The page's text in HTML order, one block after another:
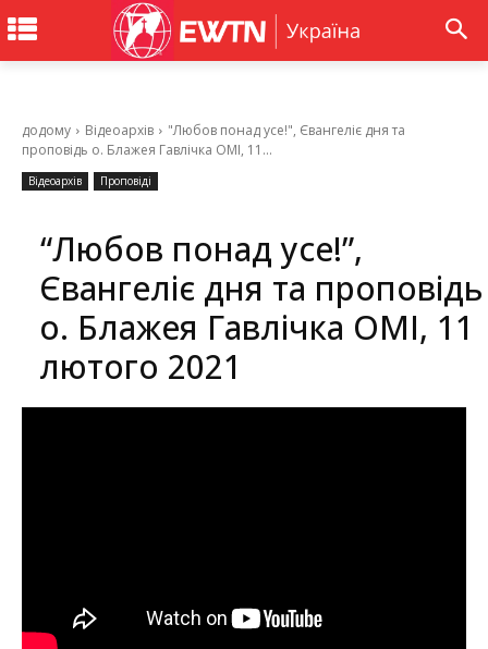
додому Відеоархів
"Любов понад усе!", Євангеліє дня та
проповідь о. Блажея Гавлічка ОМІ, 11...
Відеоархів Проповіді
“Любов понад усе!”,
Євангеліє дня та проповідь
о. Блажея Гавлічка ОМІ, 11
лютого 2021